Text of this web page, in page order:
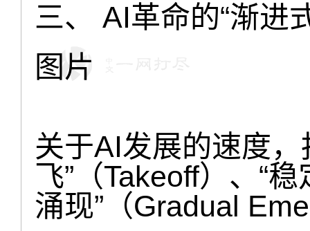
三、 AI革命的“渐进
图片
关于AI发展的速度
飞”（Takeoff）、“
涌现”（Gradual